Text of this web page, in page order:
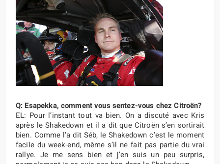
Q: Esapekka, comment vous sentez-vous chez Citroën?
EL: Pour l’instant tout va bien. On a discuté avec Kris
après le Shakedown et il a dit que Citroën s’en sortirait
bien. Comme l’a dit Séb, le Shakedown c’est le moment
facile du week-end, même s’il ne fait pas partie du vrai
rallye. Je me sens bien et j’en suis un peu surpris,